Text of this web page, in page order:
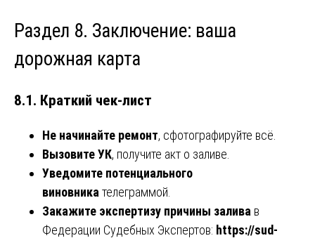
Раздел 8. Заключение: ваша
дорожная карта
8.1. Краткий чек-лист
Не начинайте ремонт, сфотографируйте всё.
Вызовите УК, получите акт о заливе.
Уведомите потенциального
виновника телеграммой.
Закажите экспертизу причины залива в
Федерации Судебных Экспертов: https://sud-